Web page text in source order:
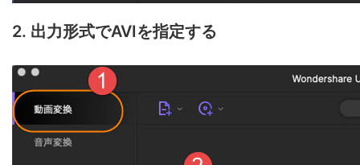
2. 出力形式でAVIを指定する